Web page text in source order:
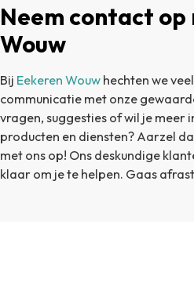
Neem contact op
Wouw
Bij Eekeren Wouw hechten we
communicatie met onze
vragen, suggesties of wil je meer
producten en diensten? Aarzel
met ons op! Ons deskundige
klaar om je te helpen. Gaas